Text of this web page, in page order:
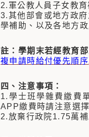
2.軍公教人員子女教育
3.其他部會或地方政
學補助、以及各地方
註：學期末若經教育
複申請時給付優先順序
四、注意事項：
1.學士班學雜費繳費
APP繳費時請注意選擇
2.放棄行政院1.75萬